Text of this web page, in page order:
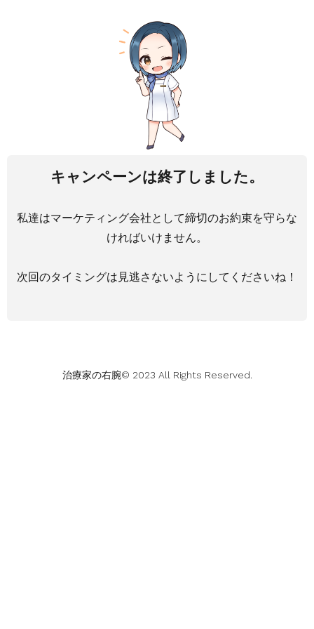
キャンペーンは終了しました。
私達はマーケティング会社として締切のお約束を守らな
ければいけません。
次回のタイミングは見逃さないようにしてくださいね！
治療家の右腕© 2023 All Rights Reserved.